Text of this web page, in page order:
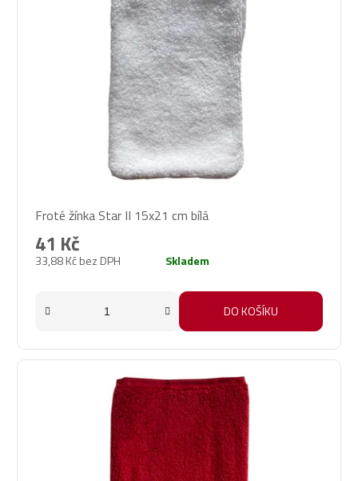
Froté žínka Star II 15x21 cm bílá
33,88 Kč bez DPH
41 Kč
Skladem
DO KOŠÍKU